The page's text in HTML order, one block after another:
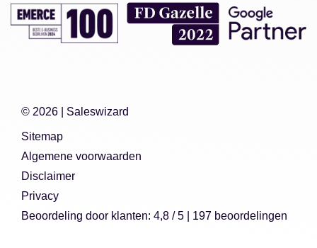
© 2026 | Saleswizard
Sitemap
Algemene voorwaarden
Disclaimer
Privacy
Beoordeling door klanten: 4,8 /5 197 beoordelingen